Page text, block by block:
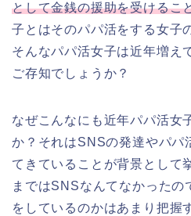
として金銭の援助を受けるこ
子とはそのパパ活をする女子
そんなパパ活女子は近年増え
ご存知でしょうか？
なぜこんなにも近年パパ活女
か？それはSNSの発達やパパ
てきていることが背景として
まではSNSなんてなかったの
をしているのかはあまり把握